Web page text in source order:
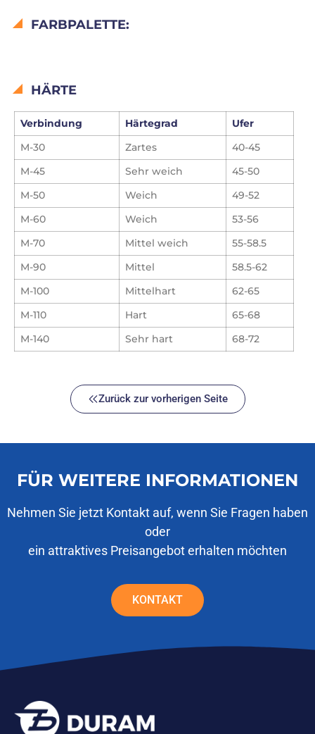
FARBPALETTE:
HÄRTE
Verbindung Härtegrad
Ufer
M-30
Zartes
40-45
M-45
Sehr weich
45-50
M-50
Weich
49-52
M-60
Weich
53-56
M-70
Mittel weich
55-58.5
M-90
Mittel
58.5-62
M-100
Mittelhart
62-65
M-110
Hart
65-68
M-140
Sehr hart 68-72
Zurück zur vorherigen Seite
FÜR WEITERE INFORMATIONEN
Nehmen Sie jetzt Kontakt auf, wenn Sie Fragen haben
oder
ein attraktives Preisangebot erhalten möchten
KONTAKT